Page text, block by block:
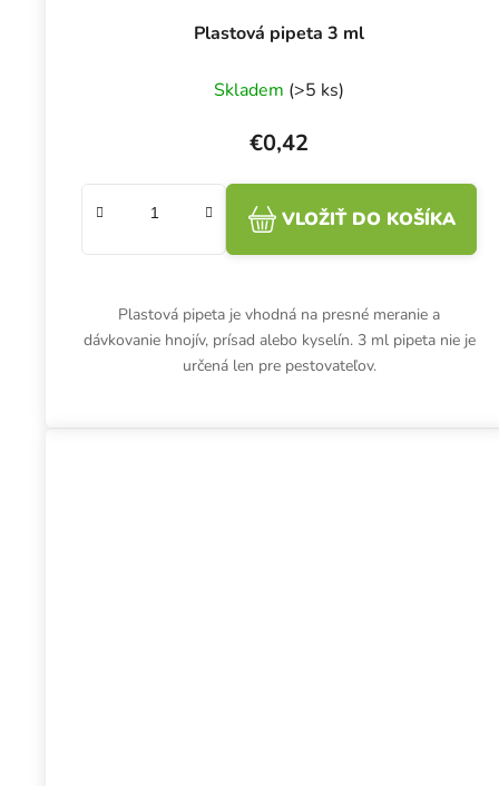
Plastová pipeta 3 ml
Skladem (>5 ks)
€0,42
VLOŽIŤ DO KOŠÍKA
Plastová pipeta je vhodná na presné meranie a
dávkovanie hnojív, prísad alebo kyselín. 3 ml pipeta nie je
určená len pre pestovateľov.